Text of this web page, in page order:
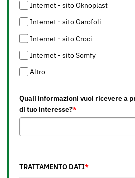
Internet - sito Oknoplast
Internet - sito Garofoli
Internet - sito Croci
Internet - sito Somfy
Altro
Quali informazioni vuoi ricevere a
di tuo interesse?*
TRATTAMENTO DATI*